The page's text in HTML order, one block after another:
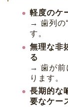
軽度のケ
→ 歯列の
す。
無理な非
る
→ 歯が前
ります。
長期的な
要なケー